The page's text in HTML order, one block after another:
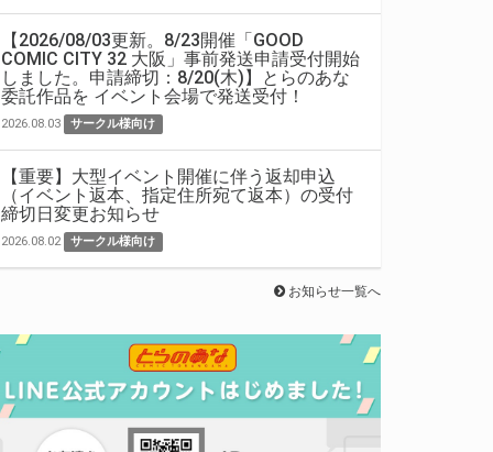
【2026/08/03更新。8/23開催「GOOD
COMIC CITY 32 大阪」事前発送申請受付開始
しました。申請締切：8/20(木)】とらのあな
委託作品を イベント会場で発送受付！
2026.08.03 サークル様向け
【重要】大型イベント開催に伴う返却申込
（イベント返本、指定住所宛て返本）の受付
締切日変更お知らせ
2026.08.02 サークル様向け
お知らせ一覧へ